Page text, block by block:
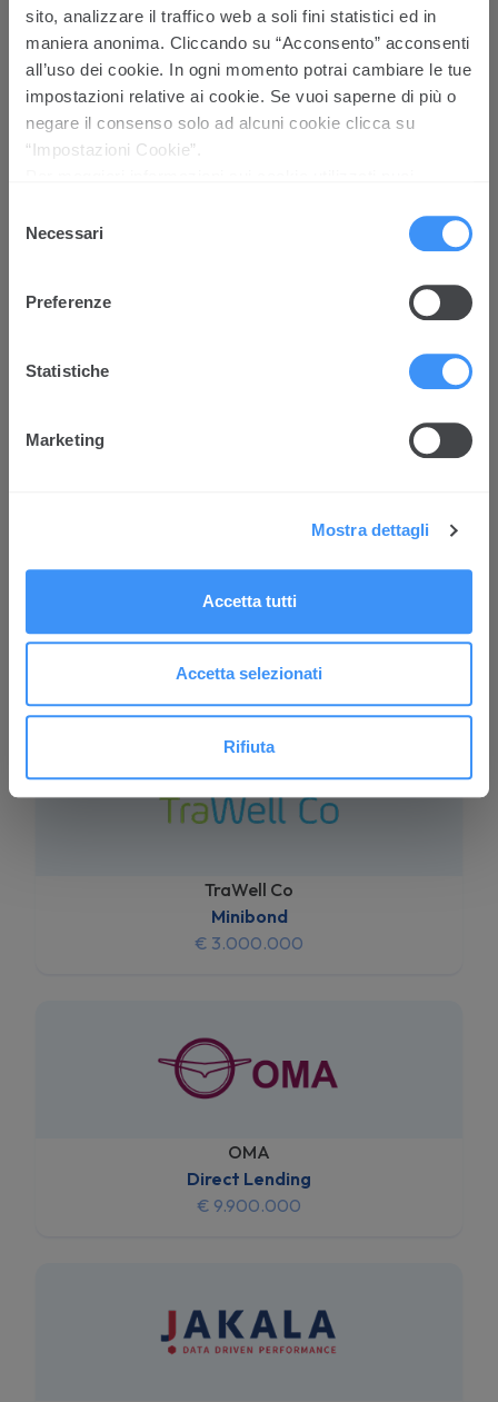
sito, analizzare il traffico web a soli fini statistici ed in
maniera anonima. Cliccando su “Acconsento” acconsenti
all’uso dei cookie. In ogni momento potrai cambiare le tue
impostazioni relative ai cookie. Se vuoi saperne di più o
negare il consenso solo ad alcuni cookie clicca su
“Impostazioni Cookie”.
delNecessari
Preferenze
Statistiche
Marketing
Mostra dettagli
Accetta tutti
Accetta selezionati
Rifiuta
Cirillo Group
Direct Lending
€ 10.000.000
TraWell Co
Minibond
€ 3.000.000
OMA
Direct Lending
€ 9.900.000